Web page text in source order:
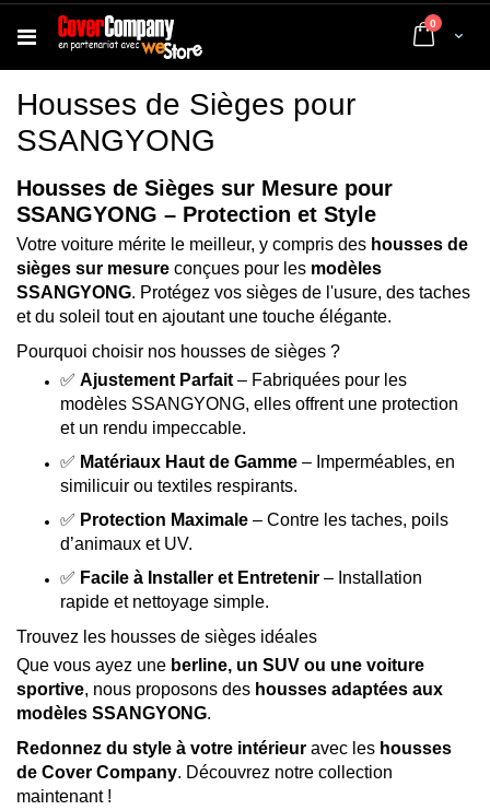
Cart
0 articles
Housses de Sièges pour
SSANGYONG
Housses de Sièges sur Mesure pour
SSANGYONG – Protection et Style
Votre voiture mérite le meilleur, y compris des housses de
sièges sur mesure conçues pour les modèles
SSANGYONG. Protégez vos sièges de l'usure, des taches
et du soleil tout en ajoutant une touche élégante.
Pourquoi choisir nos housses de sièges ?
✅ Ajustement Parfait – Fabriquées pour les
modèles SSANGYONG, elles offrent une protection
et un rendu impeccable.
✅ Matériaux Haut de Gamme – Imperméables, en
similicuir ou textiles respirants.
✅ Protection Maximale – Contre les taches, poils
d’animaux et UV.
✅ Facile à Installer et Entretenir – Installation
rapide et nettoyage simple.
Trouvez les housses de sièges idéales
Que vous ayez une berline, un SUV ou une voiture
sportive, nous proposons des housses adaptées aux
modèles SSANGYONG.
Redonnez du style à votre intérieur avec les housses
de Cover Company. Découvrez notre collection
maintenant !